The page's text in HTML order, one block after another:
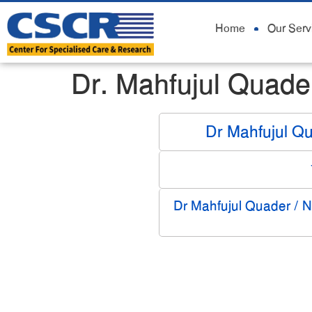
Home Our
Dr. Mahfujul
Dr Mahfujul
Dr Mahfujul Quader /